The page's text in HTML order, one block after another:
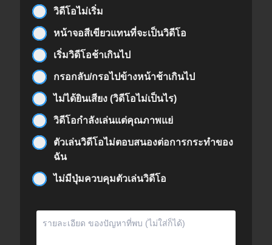
วิดีโอไม่เริ่ม
หน้าจอสีเขียวแทนที่จะเป็นวิดีโอ
เริ่มวิดีโอช้าเกินไป
กรอกลับ/กรอไปข้างหน้าช้าเกินไป
ไม่ได้ยินเสียง (วิดีโอไม่เป็นไร)
วิดีโอกำลังเล่นแต่คุณภาพแย่
ตัวเล่นวิดีโอไม่ตอบสนองต่อการกระทำของ
ฉัน
ไม่มีปุ่มควบคุมตัวเล่นวิดีโอ